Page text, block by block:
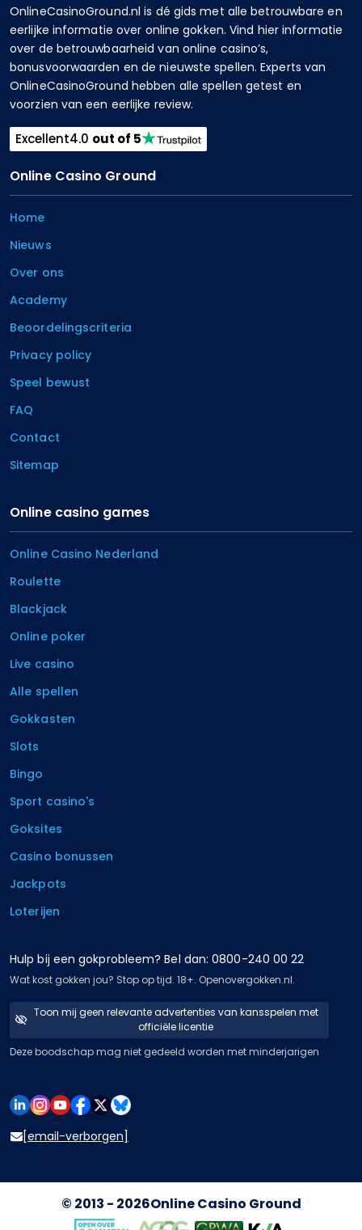
OnlineCasinoGround.nl is dé gids met alle betrouwbare en
eerlijke informatie over online gokken. Vind hier informatie
over de betrouwbaarheid van online casino’s,
bonusvoorwaarden en de nieuwste spellen. Experts van
OnlineCasinoGround hebben alle spellen getest en
voorzien van een eerlijke review.
Excellent4.0 out of 5
Online Casino Ground
Home
Nieuws
Over ons
Academy
Beoordelingscriteria
Privacy policy
Speel bewust
FAQ
Contact
Sitemap
Online casino games
Online Casino Nederland
Roulette
Blackjack
Online poker
Live casino
Alle spellen
Gokkasten
Slots
Bingo
Sport casino's
Goksites
Casino bonussen
Jackpots
Loterijen
Hulp bij een gokprobleem? Bel dan: 0800-240 00 22
Wat kost gokken jou? Stop op tijd. 18+. Openovergokken.nl.
Toon mij geen relevante advertenties van kansspelen met
officiële licentie
Deze boodschap mag niet gedeeld worden met minderjarigen
[email-verborgen]
© 2013 - 2026Online Casino Ground